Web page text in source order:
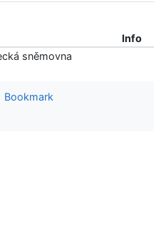
Info
sněmovna
Bookmark